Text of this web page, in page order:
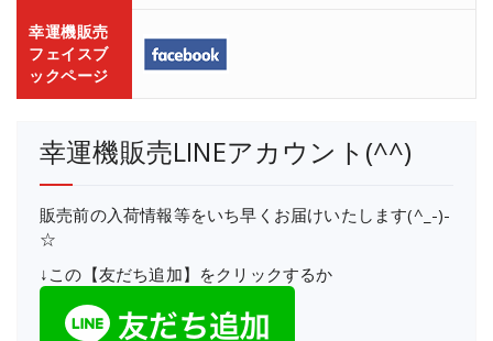
幸運機販売
フェイスブ
ックページ
幸運機販売LINEアカウント(^^)
販売前の入荷情報等をいち早くお届けいたします(^_-)-
☆
↓この【友だち追加】をクリックするか